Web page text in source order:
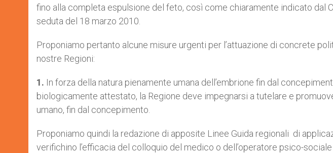
fino alla completa espulsione del feto, così come chiaramente indicato dal
seduta del 18 marzo 2010.
Proponiamo pertanto alcune misure urgenti per l’attuazione di concrete
nostre Regioni:
1. In forza della natura pienamente umana dell’embrione fin dal
biologicamente attestato, la Regione deve impegnarsi a tutelare e
umano, fin dal concepimento.
Proponiamo quindi la redazione di apposite Linee Guida regionali di
verifichino l’efficacia del colloquio del medico o dell’operatore psico-